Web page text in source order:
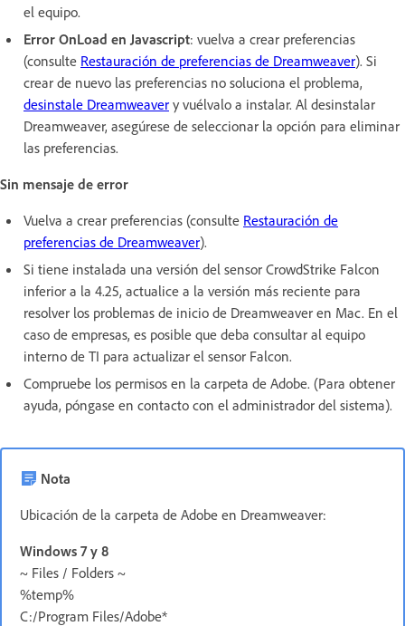
el equipo.
Error OnLoad en Javascript: vuelva a crear preferencias
(consulte Restauración de preferencias de Dreamweaver). Si
crear de nuevo las preferencias no soluciona el problema,
desinstale Dreamweaver y vuélvalo a instalar. Al desinstalar
Dreamweaver, asegúrese de seleccionar la opción para eliminar
las preferencias.
Sin mensaje de error
Vuelva a crear preferencias (consulte Restauración de
preferencias de Dreamweaver).
Si tiene instalada una versión del sensor CrowdStrike Falcon
inferior a la 4.25, actualice a la versión más reciente para
resolver los problemas de inicio de Dreamweaver en Mac. En el
caso de empresas, es posible que deba consultar al equipo
interno de TI para actualizar el sensor Falcon.
Compruebe los permisos en la carpeta de Adobe. (Para obtener
ayuda, póngase en contacto con el administrador del sistema).
Nota
Ubicación de la carpeta de Adobe en Dreamweaver:
Windows 7 y 8
~ Files / Folders ~
%temp%
C:/Program Files/Adobe*